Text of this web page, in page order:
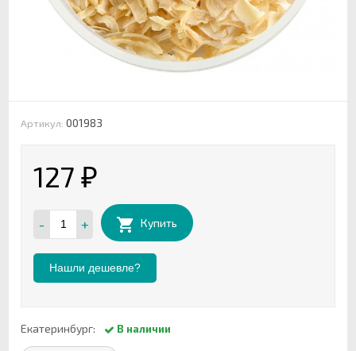
Артикул: 001983
127 ₽
- + Купить
Нашли дешевле?
Екатеринбург: В наличии